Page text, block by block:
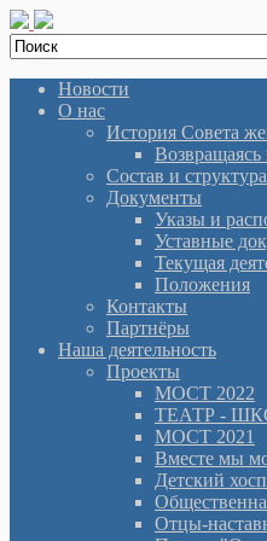
Новости
О нас
История Cовета
Возвращаясь
Состав и
Документы
Указы и
Уставные
Текущая
Положения
Контакты
Партнёры
Наша деятельность
Проекты
МОСТ 2022
ТЕАТР -
МОСТ 2021
Вместе мы
Детский
Отцы-